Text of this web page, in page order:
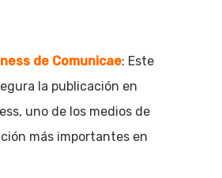
de Comunicae: Este
la publicación en
uno de los medios de
más importantes en